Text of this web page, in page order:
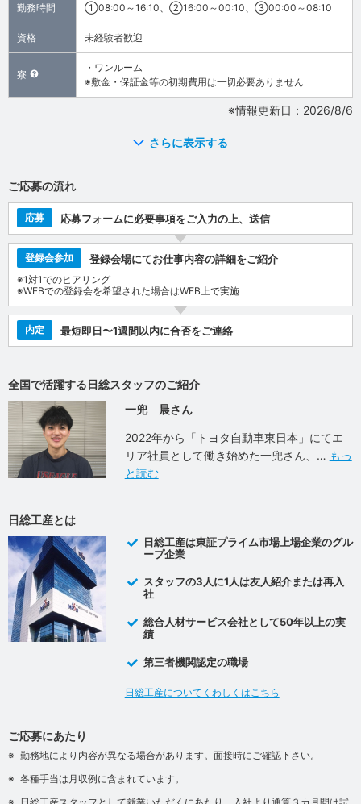
勤務時間 ①08:00～16:10、②16:00～00:10、③00:00～08:10
資格 未経験者歓迎
寮
・ワンルーム
※敷金・保証金等の初期費用は一切必要ありません
※情報更新日：2026/8/6
さらに表示する
ご応募の流れ
応募 応募フォームに必要事項をご入力の上、送信
登録会参加 登録会場にてお仕事内容の詳細をご紹介
※1対1でのヒアリング
※WEBでの登録会を希望された場合はWEB上で実施
内定 最短即日〜1週間以内に合否をご連絡
全国で活躍する日総スタッフのご紹介
一兜 晨さん
2022年から「トヨタ自動車東日本」にてエ
リア社員として働き始めた一兜さん、
もっ
と読む
日総工産とは
日総工産は東証プライム市場上場企業のグル
ープ企業
スタッフの3人に1人は友人紹介または再入
社
総合人材サービス会社として50年以上の実
績
第三者機関認定の職場
日総工産についてくわしくはこちら
ご応募にあたり
勤務地により内容が異なる場合があります。面接時にご確認下さい。
各種手当は月収例に含まれています。